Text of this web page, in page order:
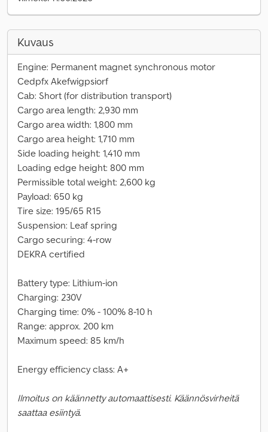
Kuvaus
Engine: Permanent magnet synchronous motor
Cedpfx Akefwigpsiorf
Cab: Short (for distribution transport)
Cargo area length: 2,930 mm
Cargo area width: 1,800 mm
Cargo area height: 1,710 mm
Side loading height: 1,410 mm
Loading edge height: 800 mm
Permissible total weight: 2,600 kg
Payload: 650 kg
Tire size: 195/65 R15
Suspension: Leaf spring
Cargo securing: 4-row
DEKRA certified
Battery type: Lithium-ion
Charging: 230V
Charging time: 0% - 100% 8-10 h
Range: approx. 200 km
Maximum speed: 85 km/h
Energy efficiency class: A+
Ilmoitus on käännetty automaattisesti. Käännösvirheitä
saattaa esiintyä.